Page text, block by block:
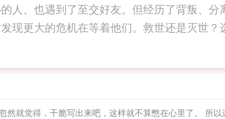
人、也遇到了至交好友。但经历了背叛、分
现更大的危机在等着他们。救世还是灭世？
就觉得，干脆写出来吧，这样就不算憋在心里了。 所